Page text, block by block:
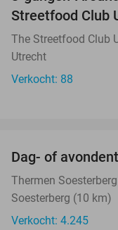
Streetfood Club
The Streetfood Club
Utrecht
Verkocht: 88
Dag- of
Thermen Soesterberg
Soesterberg (10 km)
Verkocht: 4.245